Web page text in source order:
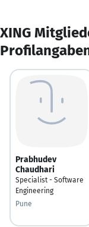
XING
Prabhudev
Chaudhari
Specialist - Software
Engineering
Pune